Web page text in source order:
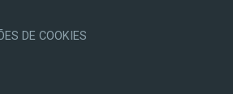
DE COOKIES